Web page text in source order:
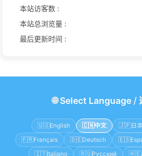
本站访客数 :
本站总浏览量 :
最后更新时间 :
🌐Select Language/
🇺🇸English 🇨🇳 中文 🇯🇵日
🇫🇷Français 🇩🇪Deutsch 🇪🇸
🇮🇹Italiano 🇷🇺Русский 🇦🇪